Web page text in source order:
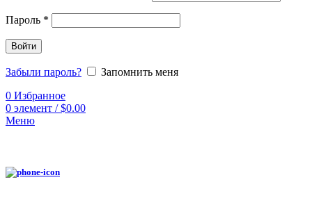
Пароль *
Войти
Забыли пароль?
Запомнить меня
0 Избранное
0 элемент / $0.00
Меню